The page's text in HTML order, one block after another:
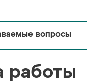
вопросы
работы